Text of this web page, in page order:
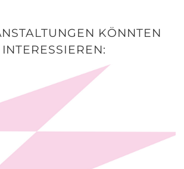
KÖNNTEN